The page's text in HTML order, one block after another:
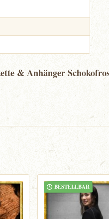
& Anhänger
BESTELLBAR